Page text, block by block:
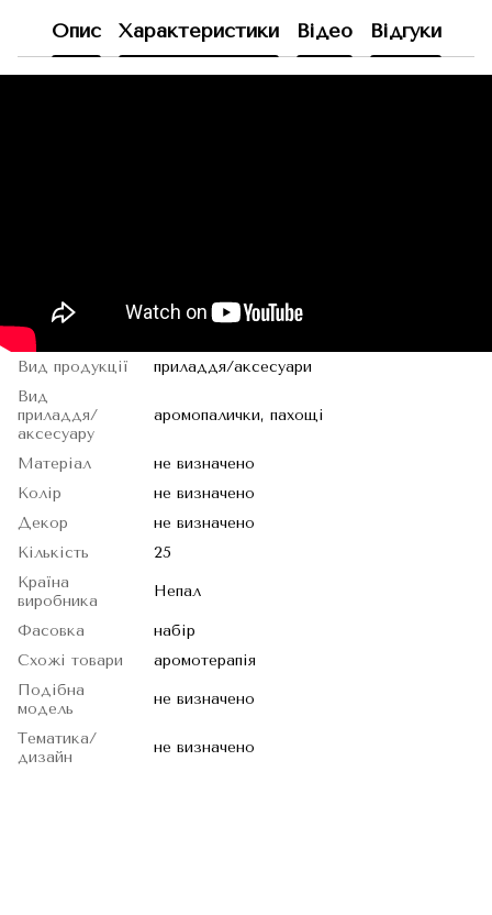
Опис Характеристики Відео Відгуки
Вид продукції
приладдя/аксесуари
Вид
приладдя/
аксесуару
аромопалички, пахощі
Матеріал
не визначено
Колір
не визначено
Декор
не визначено
Кількість
25
Країна
виробника
Непал
Фасовка
набір
Схожі товари
аромотерапія
Подібна
модель
не визначено
Тематика/
дизайн
не визначено